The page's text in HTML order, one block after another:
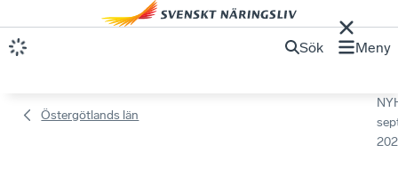
Sök Meny
Östergötlands län